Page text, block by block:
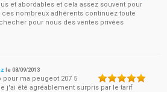
et abordables et cela assez souvent pour
nombreux adhérents continuez toute
pour nous des ventes privées
le08/09/2013
ma peugeot 207 5
j'ai été agréablement surpris par le tarif